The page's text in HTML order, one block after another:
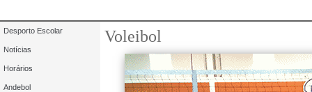
Voleibol
Desporto Escolar
Notícias
Horários
Andebol